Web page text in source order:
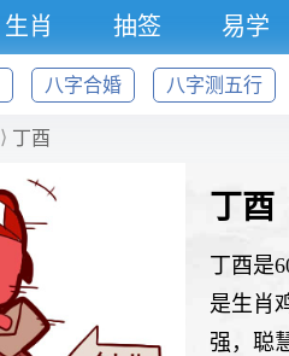
生肖 抽签 易学
八字合婚 八字测五行
丁酉
丁酉
丁酉是
是生肖
强，聪